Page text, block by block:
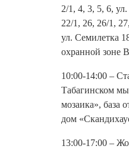
2/1, 4, 3, 5, 6,
22/1, 26, 26/1,
ул. Семилетка
охранной зоне
10:00-14:00 –
Табагинском
мозаика», база
дом
13:00-17:00 –